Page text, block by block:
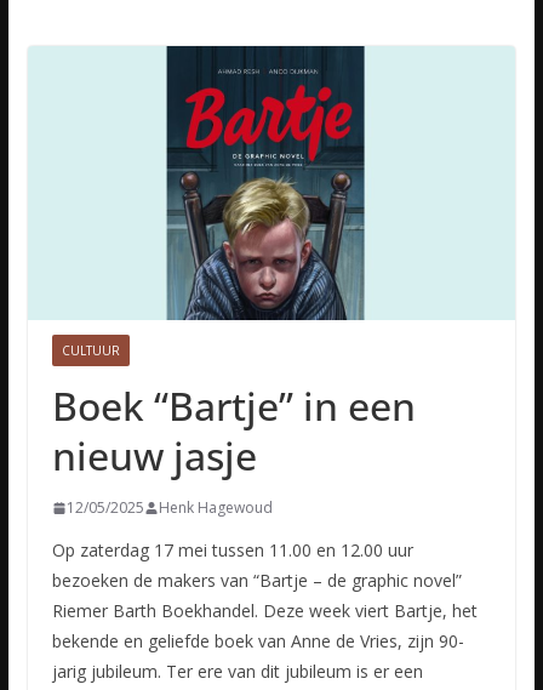
CULTUUR
Boek “Bartje” in een
nieuw jasje
12/05/2025 Henk Hagewoud
Op zaterdag 17 mei tussen 11.00 en 12.00 uur
bezoeken de makers van “Bartje – de graphic novel”
Riemer Barth Boekhandel. Deze week viert Bartje, het
bekende en geliefde boek van Anne de Vries, zijn 90-
jarig jubileum. Ter ere van dit jubileum is er een